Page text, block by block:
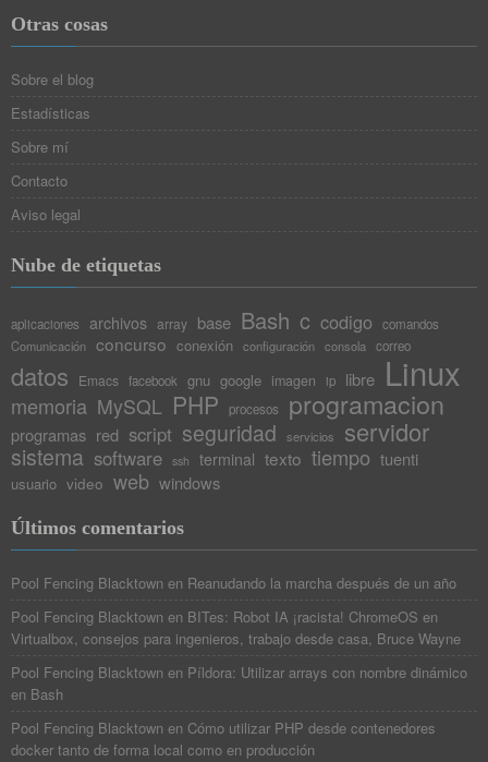
Otras cosas
Sobre el blog
Estadísticas
Sobre mí
Contacto
Aviso legal
Nube de etiquetas
aplicaciones archivos array base Bash c codigo
comandos
Comunicación concurso conexión configuración consola correo
datos Emacs facebook gnu google imagen ip libre Linux
memoria MySQL PHP procesos programacion
programas red script seguridad servicios servidor
sistema software ssh terminal texto tiempo tuenti
usuario video web windows
Últimos comentarios
Pool Fencing Blacktown en Reanudando la marcha después de un año
Pool Fencing Blacktown en BITes: Robot IA ¡racista! ChromeOS en
Virtualbox, consejos para ingenieros, trabajo desde casa, Bruce Wayne
Pool Fencing Blacktown en Píldora: Utilizar arrays con nombre dinámico
en Bash
Pool Fencing Blacktown en Cómo utilizar PHP desde contenedores
docker tanto de forma local como en producción